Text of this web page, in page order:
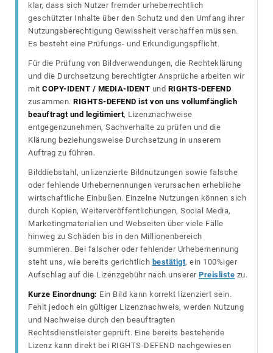
klar, dass sich Nutzer fremder urheberrechtlich
geschützter Inhalte über den Schutz und den Umfang ihrer
Nutzungsberechtigung Gewissheit verschaffen müssen.
Es besteht eine Prüfungs- und Erkundigungspflicht.
Für die Prüfung von Bildverwendungen, die Rechteklärung
und die Durchsetzung berechtigter Ansprüche arbeiten wir
mit COPY-IDENT / MEDIA-IDENT und RIGHTS-DEFEND
zusammen. RIGHTS-DEFEND ist von uns vollumfänglich
beauftragt und legitimiert, Lizenznachweise
entgegenzunehmen, Sachverhalte zu prüfen und die
Klärung beziehungsweise Durchsetzung in unserem
Auftrag zu führen.
Bilddiebstahl, unlizenzierte Bildnutzungen sowie falsche
oder fehlende Urhebernennungen verursachen erhebliche
wirtschaftliche Einbußen. Einzelne Nutzungen können sich
durch Kopien, Weiterveröffentlichungen, Social Media,
Marketingmaterialien und Webseiten über viele Fälle
hinweg zu Schäden bis in den Millionenbereich
summieren. Bei falscher oder fehlender Urhebernennung
steht uns, wie bereits gerichtlich bestätigt, ein 100%iger
Aufschlag auf die Lizenzgebühr nach unserer Preisliste zu.
Kurze Einordnung: Ein Bild kann korrekt lizenziert sein.
Fehlt jedoch ein gültiger Lizenznachweis, werden Nutzung
und Nachweise durch den beauftragten
Rechtsdienstleister geprüft. Eine bereits bestehende
Lizenz kann direkt bei RIGHTS-DEFEND nachgewiesen